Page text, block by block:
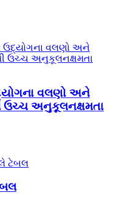
વલણો અને
ઉચ્ચ અનુકૂલનક્ષમતા